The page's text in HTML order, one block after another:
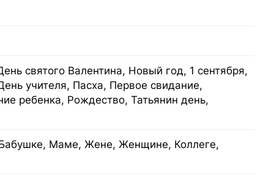
святого Валентина, Новый год, 1 сентября,
учителя, Пасха, Первое свидание,
ребенка, Рождество, Татьянин день,
Маме, Жене, Женщине, Коллеге,